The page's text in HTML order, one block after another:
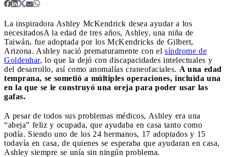
La inspiradora Ashley McKendrick desea ayudar a los
necesitadosA la edad de tres años, Ashley, una niña de
Taiwán, fue adoptada por los McKendricks de Gilbert,
Arizona. Ashley nació prematuramente con el síndrome de
Goldenhar, lo que la dejó con discapacidades intelectuales y
del desarrollo, así como anomalías craneofaciales. A una edad
temprana, se sometió a múltiples operaciones, incluida una
en la que se le construyó una oreja para poder usar las
gafas.
A pesar de todos sus problemas médicos, Ashley era una
“abeja” feliz y ocupada, que ayudaba en casa tanto como
podía. Siendo uno de los 24 hermanos, 17 adoptados y 15
todavía en casa, de quienes se esperaba que ayudaran en casa,
Ashley siempre se unía sin ningún problema.